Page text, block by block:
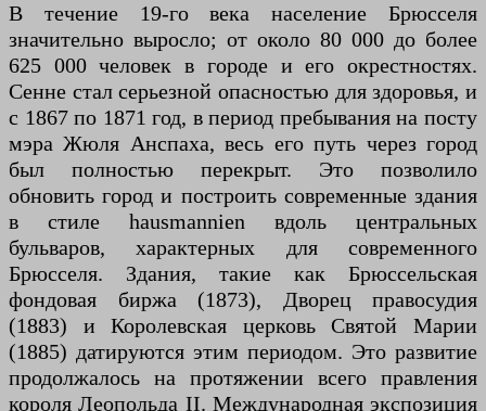
В течение 19-го века население Брюсселя
значительно выросло; от около 80 000 до более
625 000 человек в городе и его окрестностях.
Сенне стал серьезной опасностью для здоровья, и
с 1867 по 1871 год, в период пребывания на посту
мэра Жюля Анспаха, весь его путь через город
был полностью перекрыт. Это позволило
обновить город и построить современные здания
в стиле hausmannien вдоль центральных
бульваров, характерных для современного
Брюсселя. Здания, такие как Брюссельская
фондовая биржа (1873), Дворец правосудия
(1883) и Королевская церковь Святой Марии
(1885) датируются этим периодом. Это развитие
продолжалось на протяжении всего правления
короля Леопольда II. Международная экспозиция